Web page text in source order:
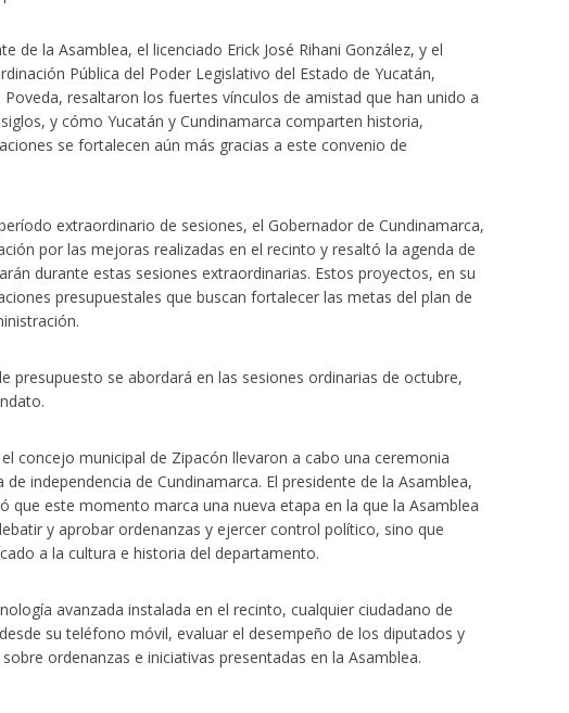
de la Asamblea, el licenciado Erick José Rihani González, y el
Pública del Poder Legislativo del Estado de Yucatán,
resaltaron los fuertes vínculos de amistad que han unido a
y cómo Yucatán y Cundinamarca comparten historia,
se fortalecen aún más gracias a este convenio de
extraordinario de sesiones, el Gobernador de Cundinamarca,
por las mejoras realizadas en el recinto y resaltó la agenda de
durante estas sesiones extraordinarias. Estos proyectos, en su
presupuestales que buscan fortalecer las metas del plan de
presupuesto se abordará en las sesiones ordinarias de octubre,
concejo municipal de Zipacón llevaron a cabo una ceremonia
independencia de Cundinamarca. El presidente de la Asamblea,
que este momento marca una nueva etapa en la que la Asamblea
y aprobar ordenanzas y ejercer control político, sino que
a la cultura e historia del departamento.
avanzada instalada en el recinto, cualquier ciudadano de
su teléfono móvil, evaluar el desempeño de los diputados y
ordenanzas e iniciativas presentadas en la Asamblea.